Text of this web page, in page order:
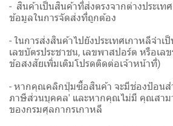
- สินค้าเป็นสินค้าที่ส่งตรงจากต่างประเท
ข้อมูลในการจัดส่งที่ถูกต้อง
- ในการส่งสินค้าไปยังประเทศเกาหลีจำเ
เลขบัตรประชาชน, เลขพาสปอร์ต หรือเล
ข้อสงสัยเพิ่มเติมโปรดติดต่อเจ้าหน้าที่)
- หากคุณคลิกปุ่มซื้อสินค้า จะมีช่องป้อนส
ภาษีส่วนบุคคล' และหากคุณไม่มี คุณสาม
ของกรมศุลกากรเกาหลี